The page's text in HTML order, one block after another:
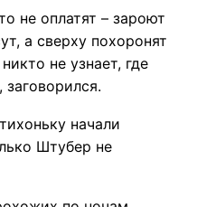
не оплатят – зароют
а сверху похоронят
не узнает, где
начали
Штубер не